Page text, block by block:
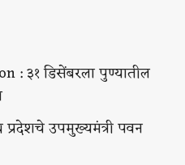
: ३१ डिसेंबरला पुण्यातील
प्रदेशचे उपमुख्यमंत्री पवन